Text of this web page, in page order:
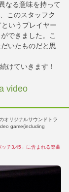
なる意味を持って
このスタッフク
いうプレイヤー
できました。こ
いたものだと思
けていきます！
video
オリジナルサウンドトラ
game(including
チ3.45」に含まれる楽曲